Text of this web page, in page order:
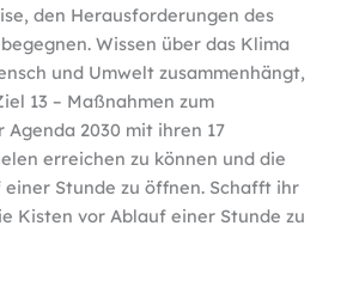
den Herausforderungen des
Wissen über das Klima
und Umwelt zusammenhängt,
13 – Maßnahmen zum
Agenda 2030 mit ihren 17
erreichen zu können und die
Stunde zu öffnen. Schafft ihr
Kisten vor Ablauf einer Stunde zu